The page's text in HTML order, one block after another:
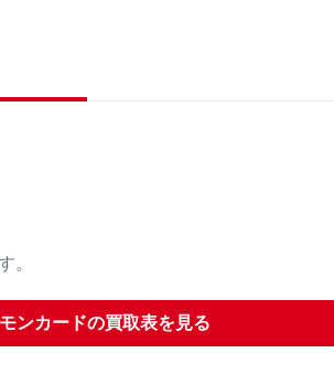
。
ンカードの買取表を見る